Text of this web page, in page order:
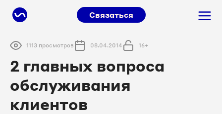
Связаться
1113 просмотров 08.04.2014 16+
2 главных вопроса
обслуживания
клиентов